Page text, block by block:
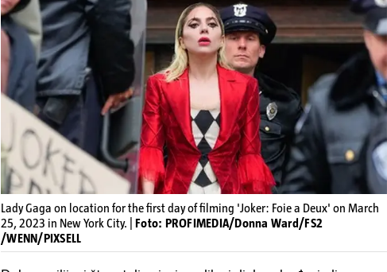
Lady Gaga on location for the first day of filming 'Joker: Foie a Deux' on March
25, 2023 in New York City. | Foto: PROFIMEDIA/Donna Ward/FS2
/WENN/PIXSELL